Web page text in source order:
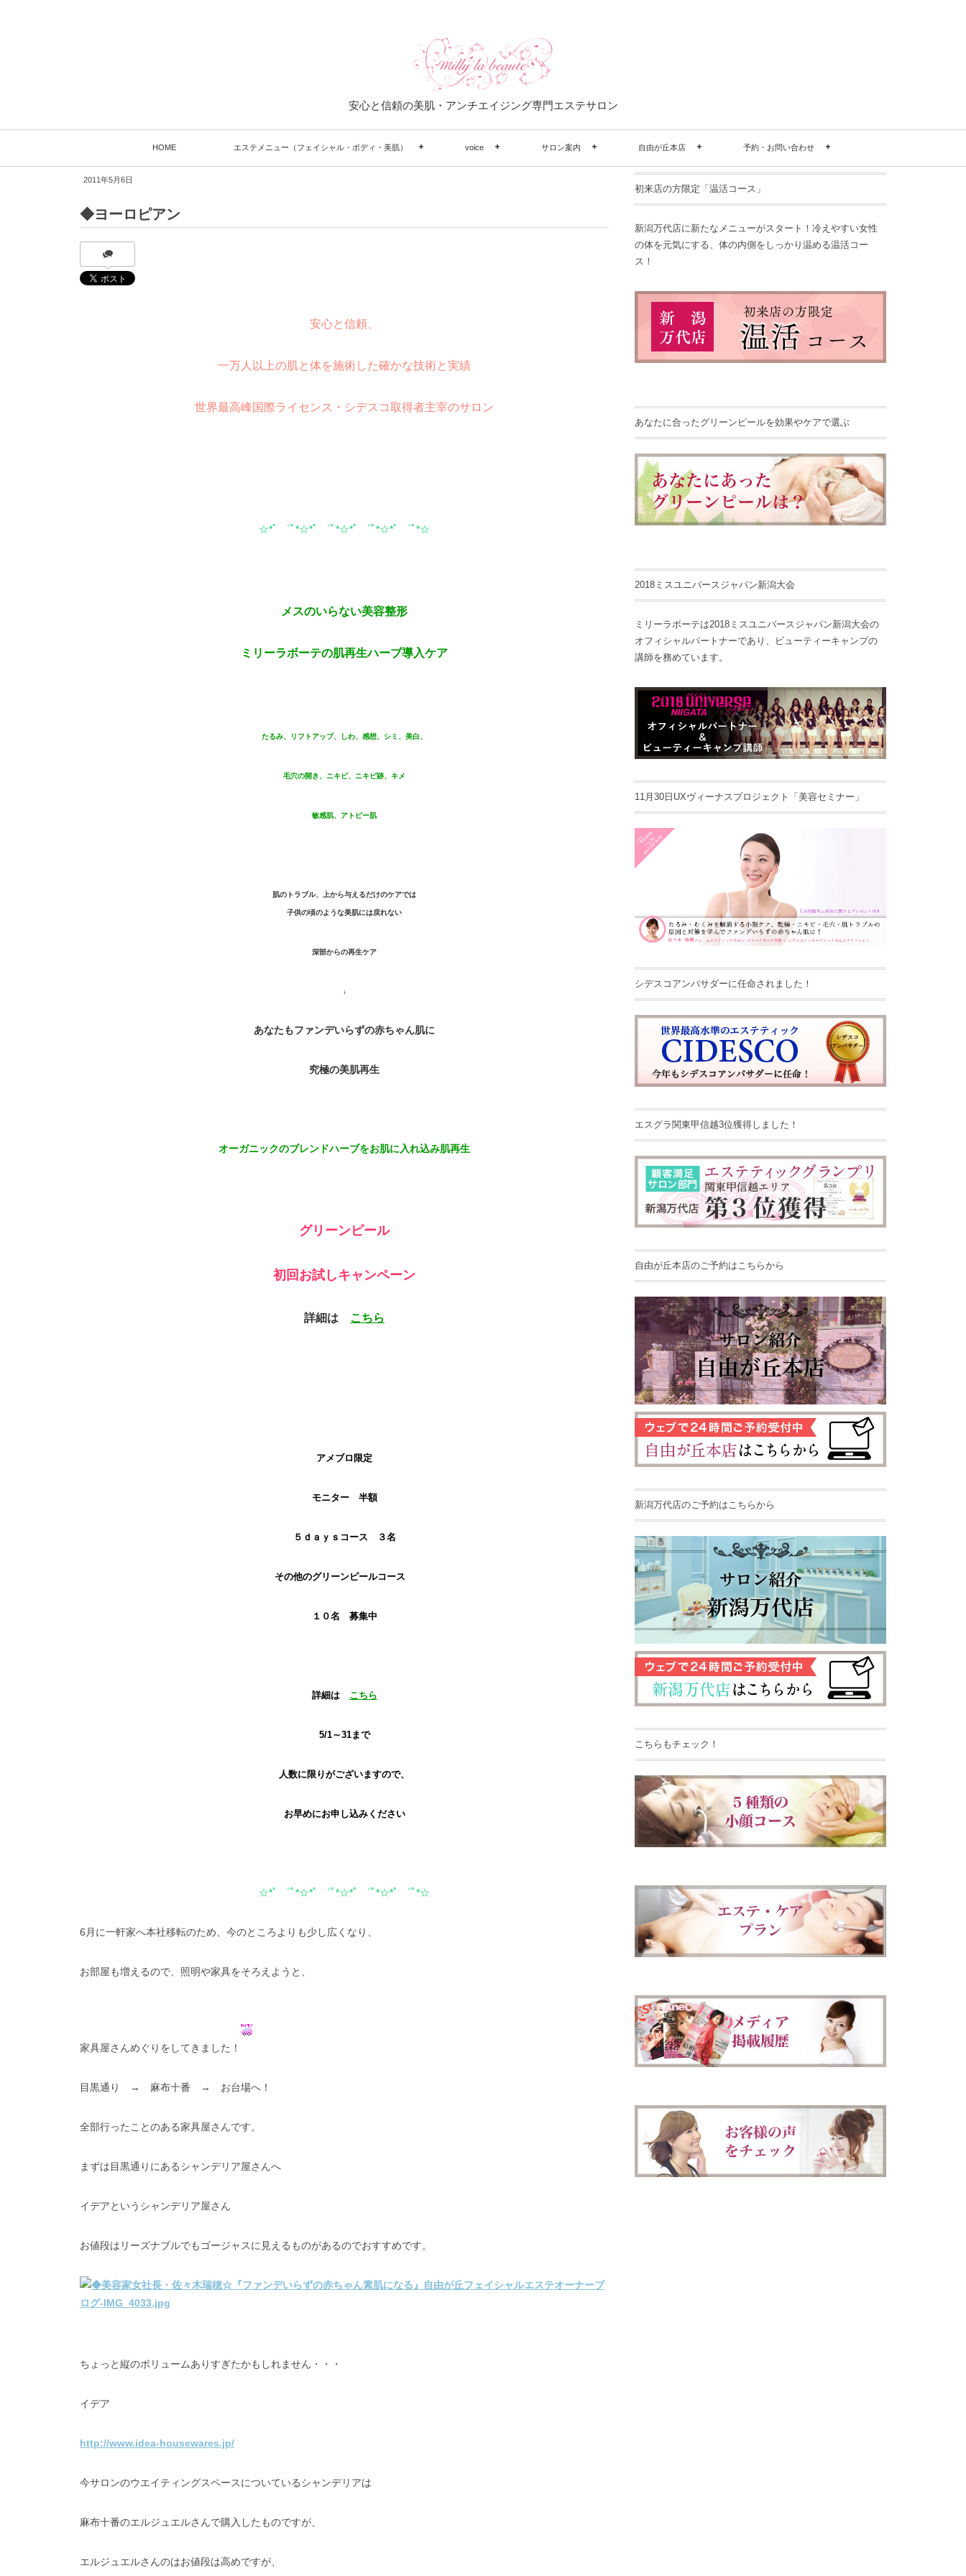
安心と信頼の美肌・アンチエイジング専門エステサロン
HOME エステメニュー（フェイシャル・ボディ・美肌） voice サロン案内 自由が丘本店 予約・お問い合わせ
2011年5月6日
◆ヨーロピアン
安心と信頼、
一万人以上の肌と体を施術した確かな技術と実績
世界最高峰国際ライセンス・シデスコ取得者主宰のサロン
☆*ﾟ ゜ﾟ*☆*ﾟ ゜ﾟ*☆*ﾟ ゜ﾟ*☆*ﾟ ゜ﾟ*☆
メスのいらない美容整形
ミリーラボーテの肌再生ハーブ導入ケア
たるみ、リフトアップ、しわ、感想、シミ、美白、
毛穴の開き、ニキビ、ニキビ跡、キメ
敏感肌、アトピー肌
肌のトラブル、上から与えるだけのケアでは
子供の頃のような美肌には戻れない
深部からの再生ケア
↓
あなたもファンデいらずの赤ちゃん肌に
究極の美肌再生
オーガニックのブレンドハーブをお肌に入れ込み肌再生
グリーンピール
初回お試しキャンペーン
詳細は こちら
アメブロ限定
モニター 半額
５ｄａｙｓコース ３名
その他のグリーンピールコース
１０名 募集中
詳細は こちら
5/1～31まで
人数に限りがございますので、
お早めにお申し込みください
☆*ﾟ ゜ﾟ*☆*ﾟ ゜ﾟ*☆*ﾟ ゜ﾟ*☆*ﾟ ゜ﾟ*☆
6月に一軒家へ本社移転のため、今のところよりも少し広くなり、
お部屋も増えるので、照明や家具をそろえようと、
家具屋さんめぐりをしてきました！
目黒通り → 麻布十番 → お台場へ！
全部行ったことのある家具屋さんです。
まずは目黒通りにあるシャンデリア屋さんへ
イデアというシャンデリア屋さん
お値段はリーズナブルでもゴージャスに見えるものがあるのでおすすめです。
ちょっと縦のボリュームありすぎたかもしれません・・・
イデア
http://www.idea-housewares.jp/
今サロンのウエイティングスペースについているシャンデリアは
麻布十番のエルジュエルさんで購入したものですが、
エルジュエルさんのはお値段は高めですが、
初来店の方限定「温活コース」
新潟万代店に新たなメニューがスタート！冷えやすい女性
の体を元気にする、体の内側をしっかり温める温活コー
ス！
あなたに合ったグリーンピールを効果やケアで選ぶ
2018ミスユニバースジャパン新潟大会
ミリーラボーテは2018ミスユニバースジャパン新潟大会の
オフィシャルパートナーであり、ビューティーキャンプの
講師を務めています。
11月30日UXヴィーナスプロジェクト「美容セミナー」
シデスコアンバサダーに任命されました！
エスグラ関東甲信越3位獲得しました！
自由が丘本店のご予約はこちらから
新潟万代店のご予約はこちらから
こちらもチェック！